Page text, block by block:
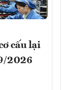
cấu lại
2026